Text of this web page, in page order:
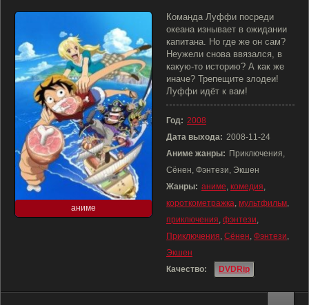
аниме
Команда Луффи посреди
океана изнывает в ожидании
капитана. Но где же он сам?
Неужели снова ввязался, в
какую-то историю? А как же
иначе? Трепещите злодеи!
Луффи идёт к вам!
Год: 2008
Дата выхода: 2008-11-24
Аниме жанры: Приключения,
Сёнен, Фэнтези, Экшен
Жанры: аниме, комедия,
короткометражка, мультфильм,
приключения, фэнтези,
Приключения, Сёнен, Фэнтези,
Экшен
Качество:
DVDRip